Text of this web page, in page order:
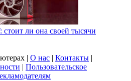
ли она своей тысячи
| О нас | Контакты |
| Пользовательское